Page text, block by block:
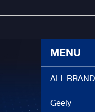
MENU
ALL BRAND
Geely